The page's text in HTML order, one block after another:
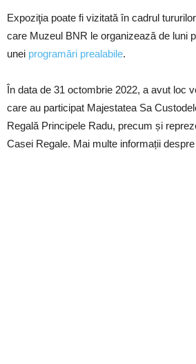
Expoziţia poate fi vizitată în cadrul
care Muzeul BNR le organizează de luni
unei programări prealabile.
În data de 31 octombrie 2022, a avut loc
care au participat Majestatea Sa
Regală Principele Radu, precum și
Casei Regale. Mai multe informații